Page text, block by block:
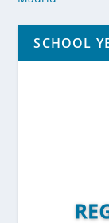
SCHOOL